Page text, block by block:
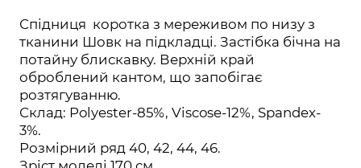
Спідниця коротка з мереживом по низу з
тканини Шовк на підкладці. Застібка бічна на
потайну блискавку. Верхній край
оброблений кантом, що запобігає
розтягуванню.
Склад: Polyester-85%, Viscose-12%, Spandex-
3%.
Розмірний ряд 40, 42, 44, 46.